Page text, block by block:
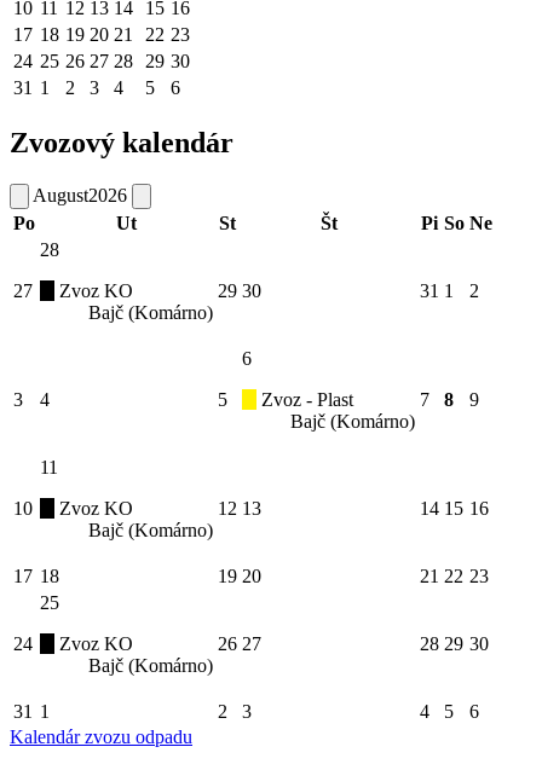
10 11 12 13 14 15 16
17 18 19 20 21 22 23
24 25 26 27 28 29 30
31 1 2 3 4 5 6
Zvozový kalendár
August2026
Po
Ut St Št Pi So Ne
27
28
Zvoz KO
Bajč (Komárno)
29 30 31 1 2
3 4 5
6
Zvoz - Plast
Bajč (Komárno)
7 8 9
10
11
Zvoz KO
Bajč (Komárno)
12 13 14 15 16
17 18 19 20 21 22 23
24
25
Zvoz KO
Bajč (Komárno)
26 27 28 29 30
31 1 2 3 4 5
6
Kalendár zvozu odpadu